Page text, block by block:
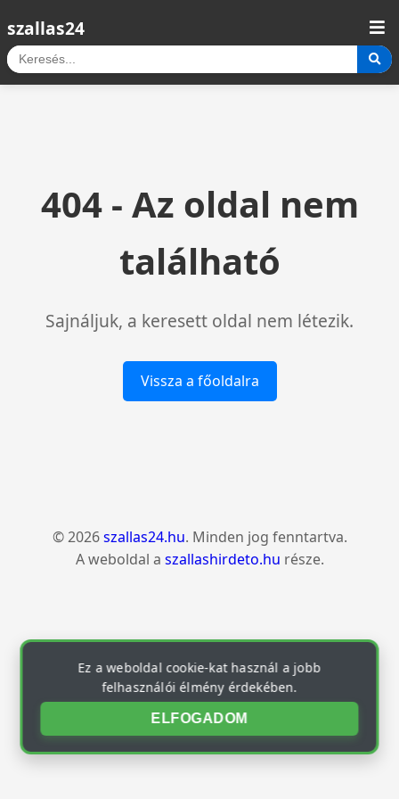
szallas24
404 - Az oldal nem
található
Sajnáljuk, a keresett oldal nem létezik.
Vissza a főoldalra
© 2026szallas24.hu. Minden jog fenntartva.
A weboldal a szallashirdeto.hu része.
Ez a weboldal cookie-kat használ a jobb
felhasználói élmény érdekében.
ELFOGADOM